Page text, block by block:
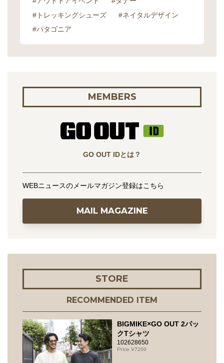
#トレッキングシューズ
#ネイタルデザイン
#パタゴニア
MEMBERS
GO OUT IDとは？
WEBニュースのメールマガジン登録はこちら
MAIL MAGAZINE
STORE
RECOMMENDED ITEM
BIGMIKE×GO OUT 2パッ
クTシャツ
102628650
7200